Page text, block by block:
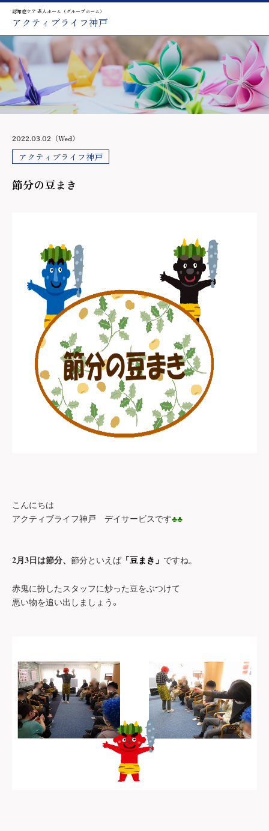
認知症ケア 老人ホーム（グループホーム）
アクティブライフ神戸
2022.03.02（Wed）
アクティブライフ神戸
節分の豆まき
こんにちは
アクティブライフ神戸 デイサービスです♣♣
2月3 日は節分、 節分といえば 「豆まき」 ですね。
赤鬼に扮したスタッフに炒った豆をぶつけて
悪い物を追い出しましょう 。